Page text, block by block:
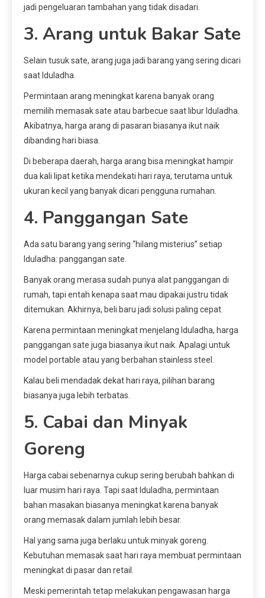
jadi pengeluaran tambahan yang tidak disadari.
3. Arang untuk Bakar Sate
Selain tusuk sate, arang juga jadi barang yang sering dicari
saat Iduladha.
Permintaan arang meningkat karena banyak orang
memilih memasak sate atau barbecue saat libur Iduladha.
Akibatnya, harga arang di pasaran biasanya ikut naik
dibanding hari biasa.
Di beberapa daerah, harga arang bisa meningkat hampir
dua kali lipat ketika mendekati hari raya, terutama untuk
ukuran kecil yang banyak dicari pengguna rumahan.
4. Panggangan Sate
Ada satu barang yang sering “hilang misterius” setiap
Iduladha: panggangan sate.
Banyak orang merasa sudah punya alat panggangan di
rumah, tapi entah kenapa saat mau dipakai justru tidak
ditemukan. Akhirnya, beli baru jadi solusi paling cepat.
Karena permintaan meningkat menjelang Iduladha, harga
panggangan sate juga biasanya ikut naik. Apalagi untuk
model portable atau yang berbahan stainless steel.
Kalau beli mendadak dekat hari raya, pilihan barang
biasanya juga lebih terbatas.
5. Cabai dan Minyak
Goreng
Harga cabai sebenarnya cukup sering berubah bahkan di
luar musim hari raya. Tapi saat Iduladha, permintaan
bahan masakan biasanya meningkat karena banyak
orang memasak dalam jumlah lebih besar.
Hal yang sama juga berlaku untuk minyak goreng.
Kebutuhan memasak saat hari raya membuat permintaan
meningkat di pasar dan retail.
Meski pemerintah tetap melakukan pengawasan harga